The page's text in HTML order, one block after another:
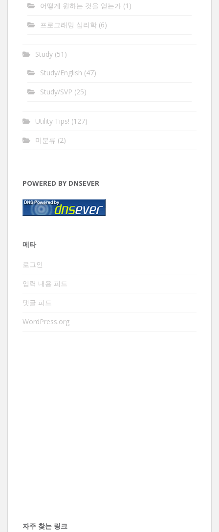
어떻게 원하는 것을 얻는가 (1)
프로그래밍 심리학 (6)
Study (51)
Study/English (47)
Study/SVP (25)
Utility Tips! (127)
미분류 (2)
POWERED BY DNSEVER
메타
로그인
입력 내용 피드
댓글 피드
WordPress.org
자주 찾는 링크